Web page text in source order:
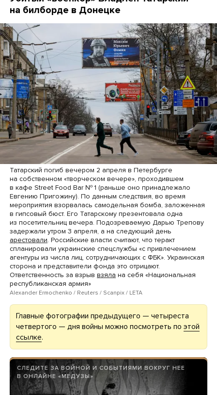
на билборде в Донецке
Татарский погиб вечером 2 апреля в Петербурге
на собственном «творческом вечере», проходившем
в кафе Street Food Bar № 1 (раньше оно принадлежало
Евгению Пригожину). По данным следствия, во время
мероприятия взорвалась самодельная бомба, заложенная
в гипсовый бюст. Его Татарскому презентовала одна
из посетительниц вечера. Подозреваемую Дарью Трепову
задержали утром 3 апреля, а на следующий день
арестовали. Российские власти считают, что теракт
спланировали украинские спецслужбы «с привлечением
агентуры из числа лиц, сотрудничающих с ФБК». Украинская
сторона и представители фонда это отрицают.
Ответственность за взрыв взяла на себя «Национальная
республиканская армия»
Alexander Ermochenko / Reuters / Scanpix / LETA
Главные фотографии предыдущего — четыреста
четвертого — дня войны можно посмотреть по этой
ссылке.
СЛЕДИТЕ ЗА ВОЙНОЙ И СОБЫТИЯМИ ВОКРУГ НЕЕ
В ОНЛАЙНЕ «МЕДУЗЫ»